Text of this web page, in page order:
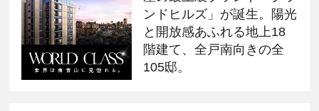
ンドヒルズ」が誕生。陽光
と開放感あふれる地上18
階建て、全戸南向きの全
105邸。